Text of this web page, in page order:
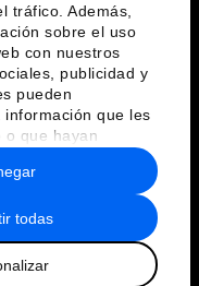
tráfico. Además,
sobre el uso
con nuestros
publicidad y
pueden
que les
o que hayan
uso que haya
todas
de uso
Mundial